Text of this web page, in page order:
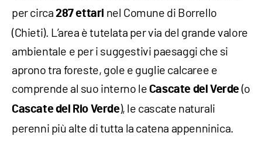
per circa 287 ettari nel Comune di Borrello
(Chieti). L’area è tutelata per via del grande valore
ambientale e per i suggestivi paesaggi che si
aprono tra foreste, gole e guglie calcaree e
comprende al suo interno le Cascate del Verde (o
Cascate del Rio Verde), le cascate naturali
perenni più alte di tutta la catena appenninica.